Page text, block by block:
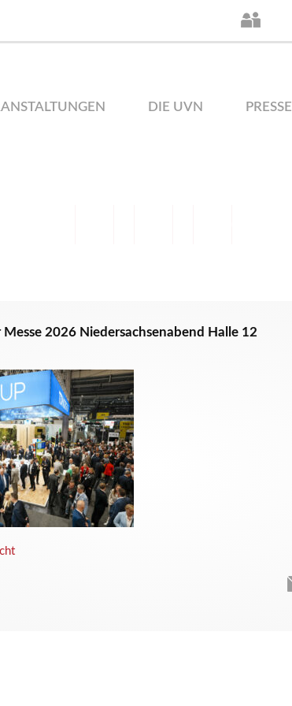
DIE UVN PRESSE
Messe 2026 Niedersachsenabend Halle 12